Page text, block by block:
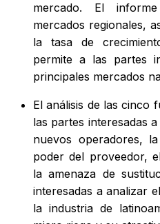
mercado. El
mercados regionales,
la tasa de
permite a las partes
principales mercados
El análisis de las cinco
las partes interesadas
nuevos operadores,
poder del proveedor,
la amenaza de
interesadas a analizar
la industria de